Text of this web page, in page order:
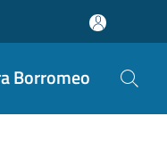
Borromeo